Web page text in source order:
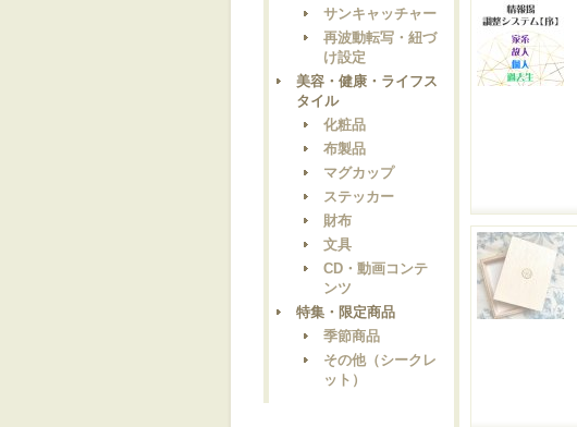
サンキャッチャー
再波動転写・紐づ
け設定
美容・健康・ライフス
タイル
化粧品
布製品
マグカップ
ステッカー
財布
文具
CD・動画コンテ
ンツ
特集・限定商品
季節商品
その他（シークレ
ット）